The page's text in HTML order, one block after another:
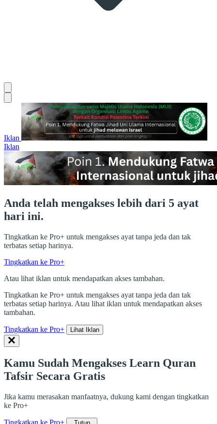
Iklan
Iklan
Anda telah mengakses lebih dari 5 ayat
hari ini.
Tingkatkan ke Pro+ untuk mengakses ayat tanpa jeda dan tak
terbatas setiap harinya.
Tingkatkan ke Pro+
Atau lihat iklan untuk mendapatkan akses tambahan.
Tingkatkan ke Pro+ untuk mengakses ayat tanpa jeda dan tak
terbatas setiap harinya. Atau lihat iklan untuk mendapatkan akses
tambahan.
Tingkatkan ke Pro+ Lihat Iklan
Kamu Sudah Mengakses Learn Quran
Tafsir Secara Gratis
Jika kamu merasakan manfaatnya, dukung kami dengan tingkatkan
ke Pro+
Tingkatkan ke Pro+